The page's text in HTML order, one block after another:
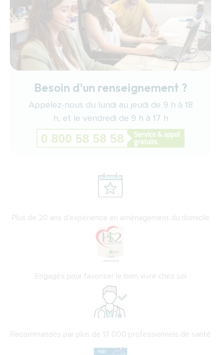
Besoin d'un renseignement ?
Appelez-nous du lundi au jeudi de 9 h à 18
h, et le vendredi de 9 h à 17 h
Plus de 20 ans d'expérience en aménagement du domicile
Engagés pour favoriser le bien vivre chez soi
Recommandés par plus de 17 000 professionnels de santé